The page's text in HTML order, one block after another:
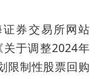
券交易所网站
关于调整2024年
限制性股票回购